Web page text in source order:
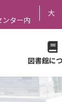
ンター内
大
図書館に